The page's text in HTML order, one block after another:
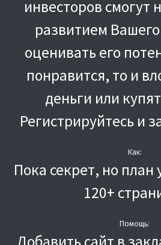
инвесторов смогут
развитием
оценивать его
понравится, то и
деньги или
Регистрируйтесь и
Как:
Пока секрет, но план
120+
Помощь: